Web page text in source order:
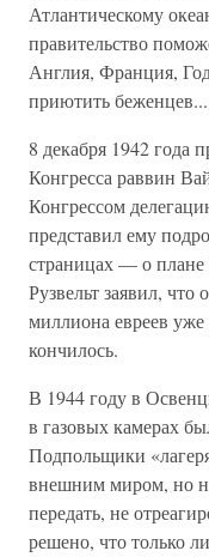
Атлантическому
правительство
Англия, Франция,
приютить беженцев...
8 декабря 1942 года
Конгресса раввин
Конгрессом
представил ему
страницах — о плане
Рузвельт заявил, что
миллиона евреев
кончилось.
В 1944 году в
в газовых камерах
Подпольщики
внешним миром, но
передать, не
решено, что только